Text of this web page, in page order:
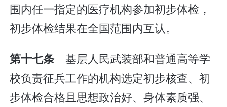
围内任一指定的医疗机构参加初步体检，
初步体检结果在全国范围内互认。
第十七条 基层人民武装部和普通高等学
校负责征兵工作的机构选定初步核查、初
步体检合格且思想政治好、身体素质强、